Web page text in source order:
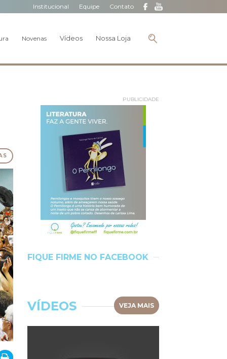
Institucional Equipe Contato
Novenas Vídeos Nossa Loja
PUBLICIDADE
FIQUE FIRME NO FACEBOOK
VÍDEOS VEJA MAIS